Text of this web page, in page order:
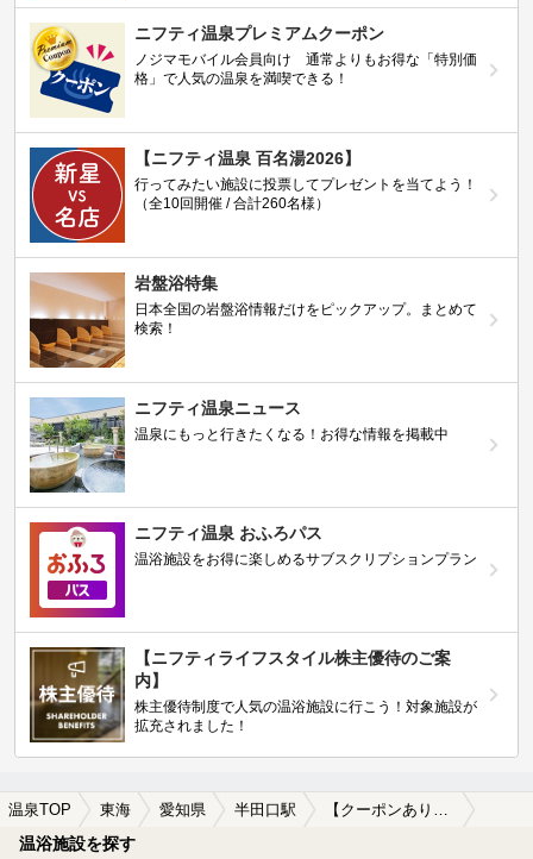
ニフティ温泉プレミアムクーポン
ノジマモバイル会員向け 通常よりもお得な「特別価
格」で人気の温泉を満喫できる！
【ニフティ温泉 百名湯2026】
行ってみたい施設に投票してプレゼントを当てよう！
（全10回開催 / 合計260名様）
岩盤浴特集
日本全国の岩盤浴情報だけをピックアップ。まとめて
検索！
ニフティ温泉ニュース
温泉にもっと行きたくなる！お得な情報を掲載中
ニフティ温泉 おふろパス
温浴施設をお得に楽しめるサブスクリプションプラン
【ニフティライフスタイル株主優待のご案
内】
株主優待制度で人気の温浴施設に行こう！対象施設が
拡充されました！
温泉TOP 東海 愛知県 半田口駅
温浴施設を探す